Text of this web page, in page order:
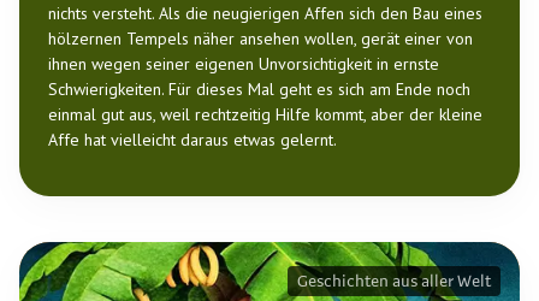
nichts versteht. Als die neugierigen Affen sich den Bau eines
hölzernen Tempels näher ansehen wollen, gerät einer von
ihnen wegen seiner eigenen Unvorsichtigkeit in ernste
Schwierigkeiten. Für dieses Mal geht es sich am Ende noch
einmal gut aus, weil rechtzeitig Hilfe kommt, aber der kleine
Affe hat vielleicht daraus etwas gelernt.
Geschichten aus aller Welt